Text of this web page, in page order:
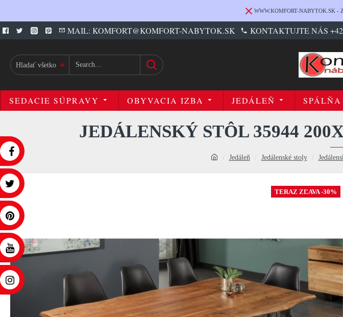
WWW.KOMFORT-NABYTOK.SK
MAIL: KOMFORT@KOMFORT-NABYTOK.SK KONTAKTUJTE NÁS
Hladať všetko
SEDACIE SÚPRAVY OBYVACIA IZBA JEDÁLEŇ SPÁLŇA
Jedáleň Jedálenské stoly
JEDÁLENSKÝ STÔL 35944
TERAZ ZĽAVA -30%